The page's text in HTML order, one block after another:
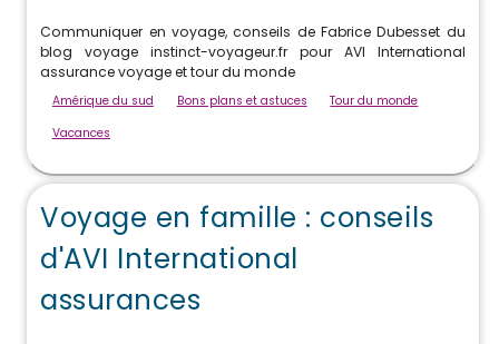
Communiquer en voyage, conseils de Fabrice Dubesset du
blog voyage instinct-voyageur.fr pour AVI International
assurance voyage et tour du monde
Amérique du sud Bons plans et astuces
Tour du monde
Vacances
Voyage en famille : conseils
d'AVI International
assurances